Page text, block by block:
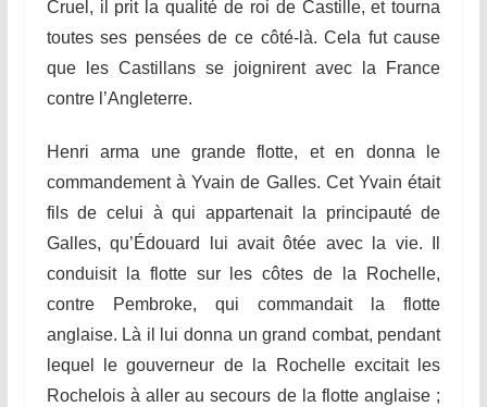
Cruel, il prit la qualité de roi de Castille, et tourna
toutes ses pensées de ce côté-là. Cela fut cause
que les Castillans se joignirent avec la France
contre l’Angleterre.
Henri arma une grande flotte, et en donna le
commandement à Yvain de Galles. Cet Yvain était
fils de celui à qui appartenait la principauté de
Galles, qu’Édouard lui avait ôtée avec la vie. Il
conduisit la flotte sur les côtes de la Rochelle,
contre Pembroke, qui commandait la flotte
anglaise. Là il lui donna ungrand combat, pendant
lequel le gouverneur de la Rochelle excitait les
Rochelois à aller au secours de la flotte anglaise ;